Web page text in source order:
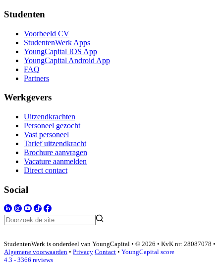
Studenten
Voorbeeld CV
StudentenWerk Apps
YoungCapital IOS App
YoungCapital Android App
FAQ
Partners
Werkgevers
Uitzendkrachten
Personeel gezocht
Vast personeel
Tarief uitzendkracht
Brochure aanvragen
Vacature aanmelden
Direct contact
Social
StudentenWerk is onderdeel van YoungCapital • © 2026 • KvK nr: 28087078 •
Algemene voorwaarden • Privacy Contact • YoungCapital score
4.3 - 3366 reviews